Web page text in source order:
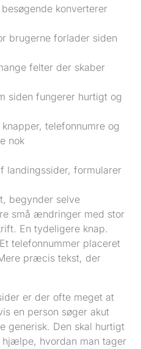
konverterer
brugerne forlader siden
felter der skaber
siden fungerer hurtigt og
knapper, telefonnumre og
nok
landingssider, formularer
begynder selve
små ændringer med stor
En tydeligere knap.
telefonnummer placeret
præcis tekst, der
er der ofte meget at
en person søger akut
generisk. Den skal hurtigt
hjælpe, hvordan man tager